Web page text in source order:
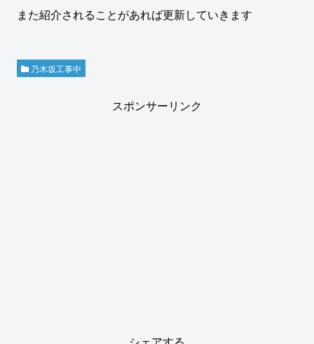
また紹介されることがあれば更新していきます
乃木坂工事中
スポンサーリンク